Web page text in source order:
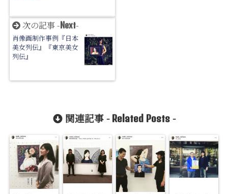
次の記事 - Next-
肖像画制作事例『日本
美女列伝』『東京美女
列伝』
関連記事 - Related Posts-